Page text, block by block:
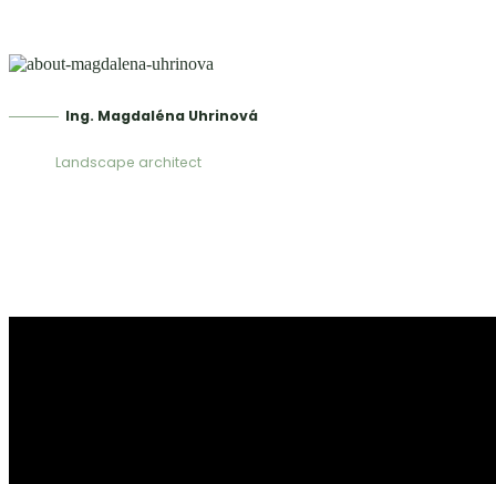
Ing. Magdaléna Uhrinová
Landscape architect